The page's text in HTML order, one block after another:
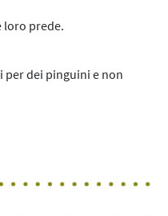
loro prede.
per dei pinguini e non